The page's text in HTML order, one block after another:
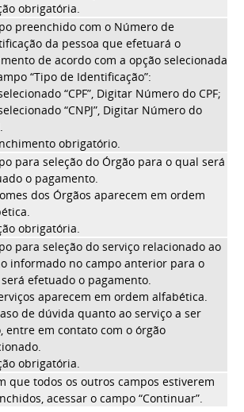
obrigatória.
preenchido com o Número de
da pessoa que efetuará o
de acordo com a opção selecionada
“Tipo de Identificação”:
“CPF”, Digitar Número do CPF;
“CNPJ”, Digitar Número do
obrigatório.
para seleção do Órgão para o qual será
o pagamento.
dos Órgãos aparecem em ordem
obrigatória.
para seleção do serviço relacionado ao
informado no campo anterior para o
efetuado o pagamento.
aparecem em ordem alfabética.
de dúvida quanto ao serviço a ser
entre em contato com o órgão
obrigatória.
que todos os outros campos estiverem
acessar o campo “Continuar”.